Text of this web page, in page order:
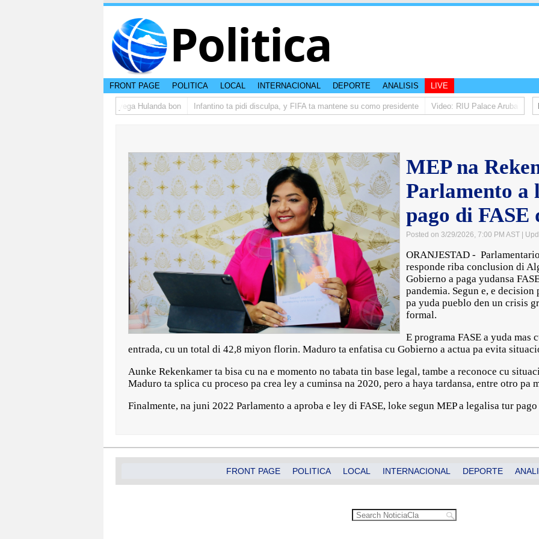
Politica
FRONT PAGE POLITICA LOCAL INTERNACIONAL DEPORTE ANALISIS LIVE
di studiantenan di Aruba a yega Hulanda bon Infantino ta pidi disculpa, y FIFA ta mantene su como presidente Video: RIU Palace Aruba ta
MEP na
Parlamento a
pago di FASE
Posted on 3/29/2026, 7:00 PM AST |
ORANJESTAD -
responde riba conclusion di
Gobierno a paga yudansa
pandemia. Segun e, e
pa yuda pueblo den un crisis
formal.
E programa FASE a yuda mas
entrada, cu un total di 42,8 miyon florin. Maduro ta enfatisa cu Gobierno a actua pa evita
Aunke Rekenkamer ta bisa cu na e momento no tabata tin base legal, tambe a reconoce cu
Maduro ta splica cu proceso pa crea ley a cuminsa na 2020, pero a haya tardansa, entre otro pa
Finalmente, na juni 2022 Parlamento a aproba e ley di FASE, loke segun MEP a legalisa tur
FRONT PAGE POLITICA LOCAL INTERNACIONAL DEPORTE